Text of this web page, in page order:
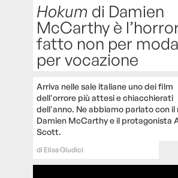
Hokum di Damien
McCarthy è
fatto non per
per vocazione
Arriva nelle sale italiane uno dei film
dell'orrore più attesi e chiacchierati
dell'anno. Ne abbiamo parlato con il
Damien McCarthy e il protagonista
Scott.
di Elisa Giudici